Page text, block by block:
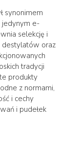
synonimem
jedynym e-
selekcję i
destylatów oraz
tradycji
produkty
z normami,
i cechy
i pudełek